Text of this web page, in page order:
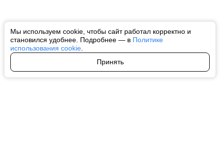
Мы используем cookie, чтобы сайт работал корректно и
становился удобнее. Подробнее — в Политике
использования cookie
Принять